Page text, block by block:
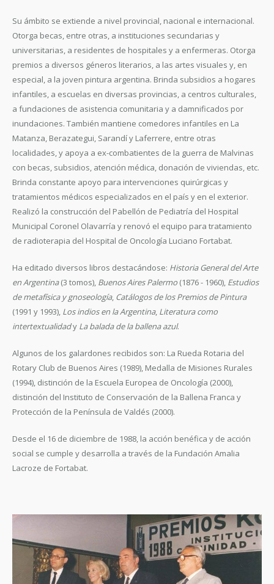
Su ámbito se extiende a nivel provincial, nacional e internacional.
Otorga becas, entre otras, a instituciones secundarias y
universitarias, a residentes de hospitales y a enfermeras. Otorga
premios a diversos géneros literarios, a las artes visuales y, en
especial, a la joven pintura argentina. Brinda subsidios a hogares
infantiles, a escuelas en diversas provincias, a centros culturales,
a fundaciones de asistencia comunitaria y a damnificados por
inundaciones. También mantiene comedores infantiles en La
Matanza, Berazategui, Sarandí y Laferrere, entre otras
localidades, y apoya a ex-combatientes de la guerra de Malvinas
con becas, subsidios, atención médica, donación de viviendas, etc.
Brinda constante apoyo para intervenciones quirúrgicas y
tratamientos médicos especializados en el país y en el exterior.
Realizó la construcción del Pabellón de Pediatría del Hospital
Municipal Coronel Olavarría y renovó el equipo para tratamiento
de radioterapia del Hospital de Oncología Luciano Fortabat.
Ha editado diversos libros destacándose: Historia General del Arte
en Argentina(3 tomos), Buenos Aires Palermo (1876 - 1960), Estudios
de metafísica y gnoseología, Catálogos de los Premios de Pintura
(1991 y 1993), Los indios en la Argentina, Literatura como
intertextualidady La balada de la ballena azul.
Algunos de los galardones recibidos son: La Rueda Rotaria del
Rotary Club de Buenos Aires (1989), Medalla de Misiones Rurales
(1994), distinción de la Escuela Europea de Oncología (2000),
distinción del Instituto de Conservación de la Ballena Franca y
Protección de la Península de Valdés (2000).
Desde el 16 de diciembre de 1988, la acción benéfica y de acción
social se cumple y desarrolla a través de la Fundación Amalia
Lacroze de Fortabat.